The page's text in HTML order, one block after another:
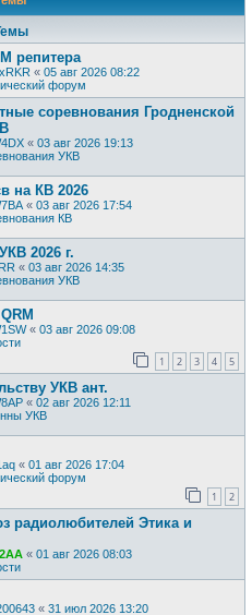
репитера
« 05 авг 2026 08:22
форум
соревнования Гродненской
« 03 авг 2026 19:13
УКВ
на КВ 2026
« 03 авг 2026 17:54
КВ
2026 г.
« 03 авг 2026 14:35
УКВ
« 03 авг 2026 09:08
1 2 3 4 5
УКВ ант.
« 02 авг 2026 12:11
УКВ
« 01 авг 2026 17:04
форум
1 2
радиолюбителей Этика и
« 01 авг 2026 08:03
« 31 июл 2026 13:20